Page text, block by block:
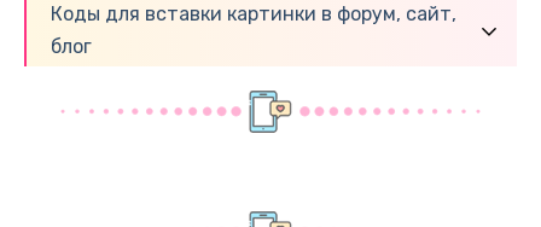
Коды для вставки картинки в форум, сайт,
блог